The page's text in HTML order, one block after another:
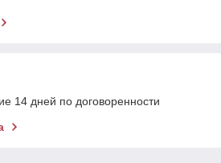
14 дней по договоренности